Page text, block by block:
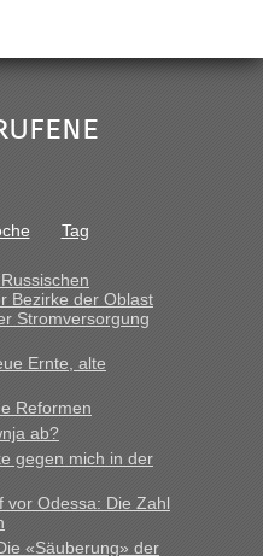
trotzdem im Text gleich
immer angezeigt "auf dieser
• Re: Mit dem Zug in
daß es ein Zug von
Webseite kann man die
es die erste Umsteigefreie
Tag
Bezirke der Oblast
Stromversorgung
Ernte, alte
Reformen
ab?
gegen mich in der
vor Odessa: Die Zahl
«Säuberung» der